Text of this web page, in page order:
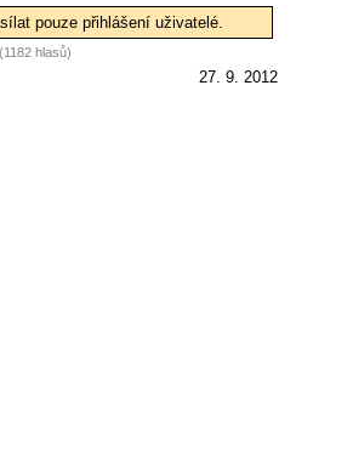
pouze přihlášení uživatelé.
hlasů)
27. 9. 2012